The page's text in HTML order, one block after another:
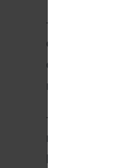
- Thân cây có
có màu xanh
được sắp xếp
ngọn.
- Rau sam có
màu xanh lá
hoặc thành